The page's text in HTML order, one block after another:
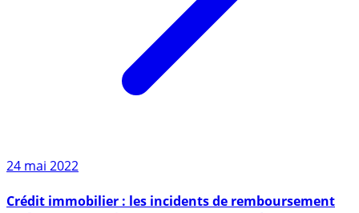
24 mai 2022